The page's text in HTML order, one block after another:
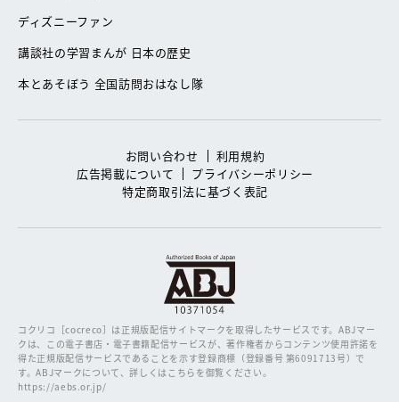
ディズニーファン
講談社の学習まんが 日本の歴史
本とあそぼう 全国訪問おはなし隊
お問い合わせ
利用規約
広告掲載について
プライバシーポリシー
特定商取引法に基づく表記
コクリコ［cocreco］は正規版配信サイトマークを取得したサービスです。ABJマー
クは、この電子書店・電子書籍配信サービスが、著作権者からコンテンツ使用許諾を
得た正規版配信サービスであることを示す登録商標（登録番号 第6091713号）で
す。ABJマークについて、詳しくはこちらを御覧ください。
https://aebs.or.jp/